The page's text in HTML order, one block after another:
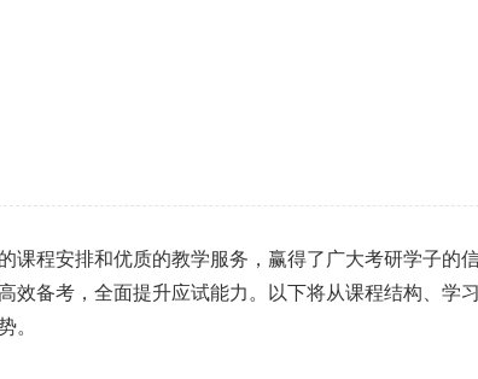
课程安排和优质的教学服务，赢得了广大考研学子的
效备考，全面提升应试能力。以下将从课程结构、学
。